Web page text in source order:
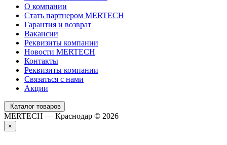
О компании
Стать партнером MERTECH
Гарантия и возврат
Вакансии
Реквизиты компании
Новости MERTECH
Контакты
Реквизиты компании
Связаться с нами
Акции
Каталог товаров
MERTECH — Краснодар © 2026
×